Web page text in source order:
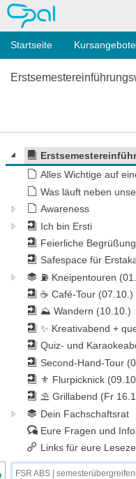
OPAL
Startseite Kursangebote
Alles Wichtige auf
Was läuft neben
Awareness
Ich bin Ersti
Feierliche
Safespace für
⛽ Kneipentouren
☕ Café-Tour (07.10.)
⛰ Wandern (10.10.)
✨ Kreativabend +
Quiz- und
Second-Hand-Tour
⚜ Flurpicknick
⛱ Grillabend (Fr
Dein Fachschaftsrat
Eure Fragen und
Links für eure
des Kursmenüs
FSR ABS |